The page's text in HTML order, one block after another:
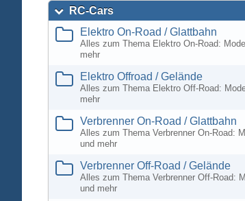
RC-Cars
Elektro On-Road / Glattbahn
Alles zum Thema Elektro On-Road:
mehr
Elektro Offroad / Gelände
Alles zum Thema Elektro Off-Road:
mehr
Verbrenner On-Road / Glattbahn
Alles zum Thema Verbrenner On-Road:
und mehr
Verbrenner Off-Road / Gelände
Alles zum Thema Verbrenner Off-Road:
und mehr